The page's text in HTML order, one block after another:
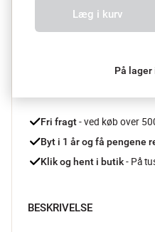
Læg i kurv
På
Fri fragt - ved køb over
Byt i 1 år og få pengene
Klik og hent i butik - På
BESKRIVELSE